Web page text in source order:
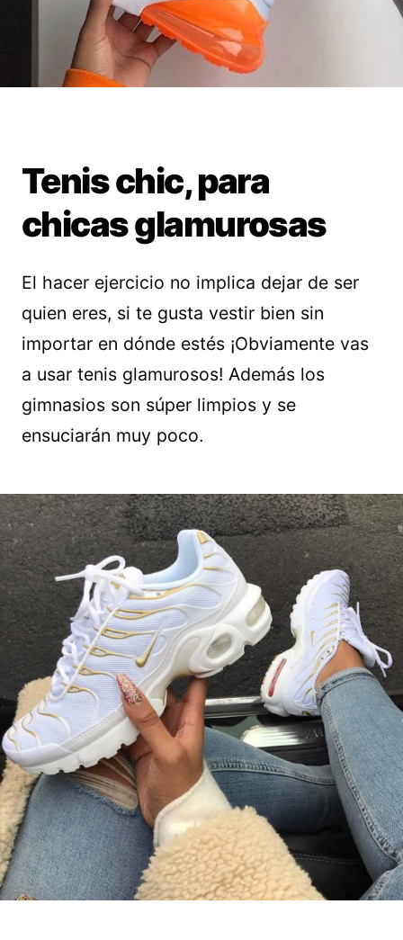
Tenis chic, para
chicas glamurosas
El hacer ejercicio no implica dejar de ser
quien eres, si te gusta vestir bien sin
importar en dónde estés ¡Obviamente vas
a usar tenis glamurosos! Además los
gimnasios son súper limpios y se
ensuciarán muy poco.